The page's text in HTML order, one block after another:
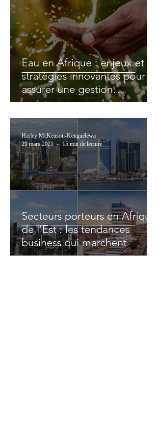
Eau en Afrique : enjeux et
stratégies innovantes pour
assurer une gestion
efficiente des ressources
hydriques du continent
Secteurs porteurs en Afrique
de l’Est : les tendances
business qui marchent
Harley McKenson-Kenguéléwa
29 mars 2021
15 min de lecture